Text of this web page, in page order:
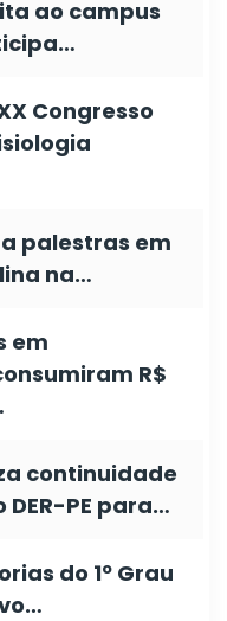
ao campus
Congresso
palestras em
na…
em
R$
continuidade
PE para…
do 1º Grau